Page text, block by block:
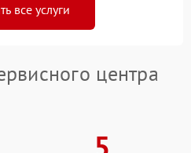
все услуги
центра